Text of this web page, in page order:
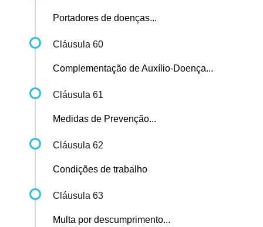
Portadores de doenças...
Cláusula 60
Complementação de Auxílio-Doença...
Cláusula 61
Medidas de Prevenção...
Cláusula 62
Condições de trabalho
Cláusula 63
Multa por descumprimento...